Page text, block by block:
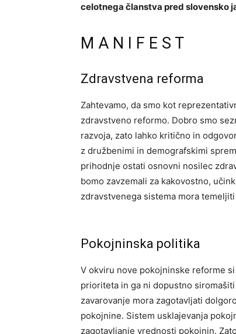
celotnega članstva pred slovensko
M A N I F E S T
Zdravstvena reforma
Zahtevamo, da smo kot
zdravstveno reformo. Dobro smo
razvoja, zato lahko kritično in
z družbenimi in demografskimi
prihodnje ostati osnovni nosilec
bomo zavzemali za kakovostno,
zdravstvenega sistema mora
Pokojninska politika
V okviru nove pokojninske reforme
prioriteta in ga ni dopustno
zavarovanje mora zagotavljati
pokojnine. Sistem usklajevanja
zagotavljanje vrednosti pokojnin.